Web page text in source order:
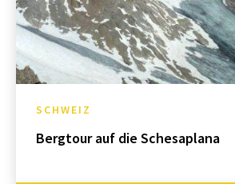
SCHWEIZ
Bergtour auf die Schesaplana